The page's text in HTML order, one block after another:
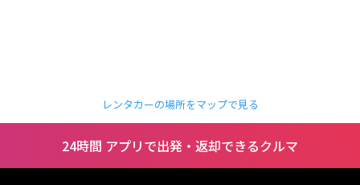
レンタカーの場所をマップで見る
24時間 アプリで出発・返却できるクルマ